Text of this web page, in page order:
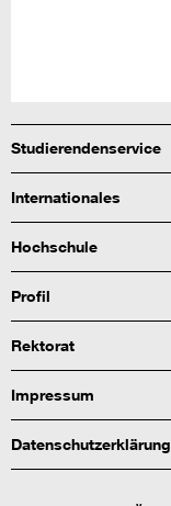
Studierendenservice
Internationales
Hochschule
Profil
Rektorat
Impressum
Datenschutzerklärung